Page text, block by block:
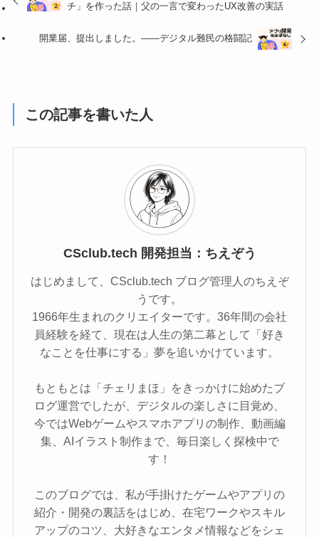
チ」を作った話｜父の一言で変わったUX改善の実話
開業届、提出しました。——デジタル難民の格闘記
この記事を書いた人
CSclub.tech 開発担当：ちえぞう
はじめまして、CSclub.tech ブログ管理人のちえぞ
うです。
1966年生まれのクリエイターです。36年間の会社
員経験を経て、現在は人生の第二幕として「好き
なことを仕事にする」夢を追いかけています。
もともとは「チェリまほ」をきっかけに始めたブ
ログ運営でしたが、デジタルの楽しさに目覚め、
今ではWebゲームやスマホアプリの制作、動画編
集、AIイラスト制作まで、毎日楽しく探検中で
す！
このブログでは、私が手掛けたゲームやアプリの
紹介・開発の裏話をはじめ、在宅ワークやスキル
アップのコツ、大好きなエンタメ情報などをシェ